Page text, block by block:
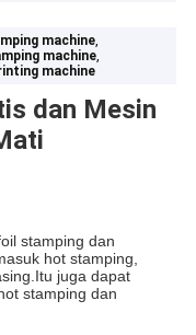
machine,
machine,
machine
dan Mesin
stamping dan
hot stamping,
juga dapat
stamping dan